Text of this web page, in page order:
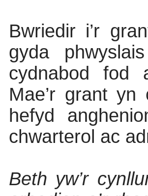
Bwriedir i’r
gyda
cydnabod fod
Mae’r grant
hefyd
chwarterol ac
Beth yw’r